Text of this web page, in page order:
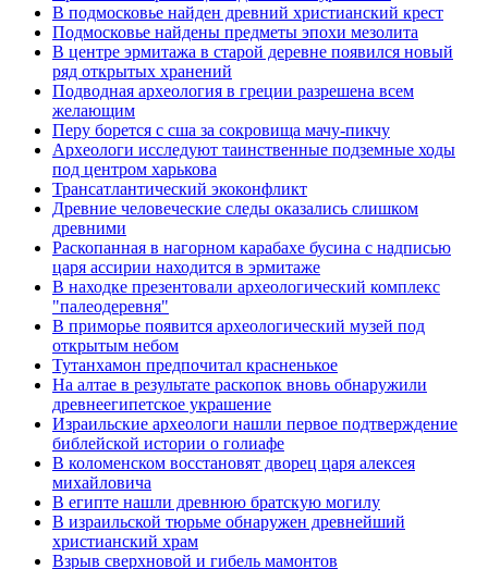
В подмосковье найден древний христианский крест
Подмосковье найдены предметы эпохи мезолита
В центре эрмитажа в старой деревне появился новый
ряд открытых хранений
Подводная археология в греции разрешена всем
желающим
Перу борется с сша за сокровища мачу-пикчу
Археологи исследуют таинственные подземные ходы
под центром харькова
Трансатлантический экоконфликт
Древние человеческие следы оказались слишком
древними
Раскопанная в нагорном карабахе бусина с надписью
царя ассирии находится в эрмитаже
В находке презентовали археологический комплекс
"палеодеревня"
В приморье появится археологический музей под
открытым небом
Тутанхамон предпочитал красненькое
На алтае в результате раскопок вновь обнаружили
древнеегипетское украшение
Израильские археологи нашли первое подтверждение
библейской истории о голиафе
В коломенском восстановят дворец царя алексея
михайловича
В египте нашли древнюю братскую могилу
В израильской тюрьме обнаружен древнейший
христианский храм
Взрыв сверхновой и гибель мамонтов